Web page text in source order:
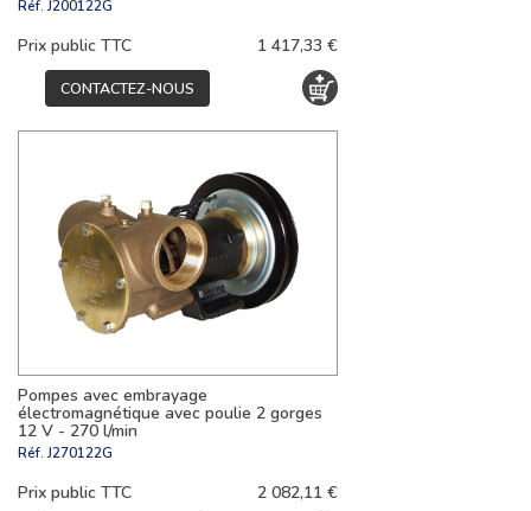
Réf. J200122G
Prix public TTC 1 417,33 €
CONTACTEZ-NOUS
Pompes avec embrayage
électromagnétique avec poulie 2 gorges
12 V - 270 l/min
Réf. J270122G
Prix public TTC 2 082,11 €